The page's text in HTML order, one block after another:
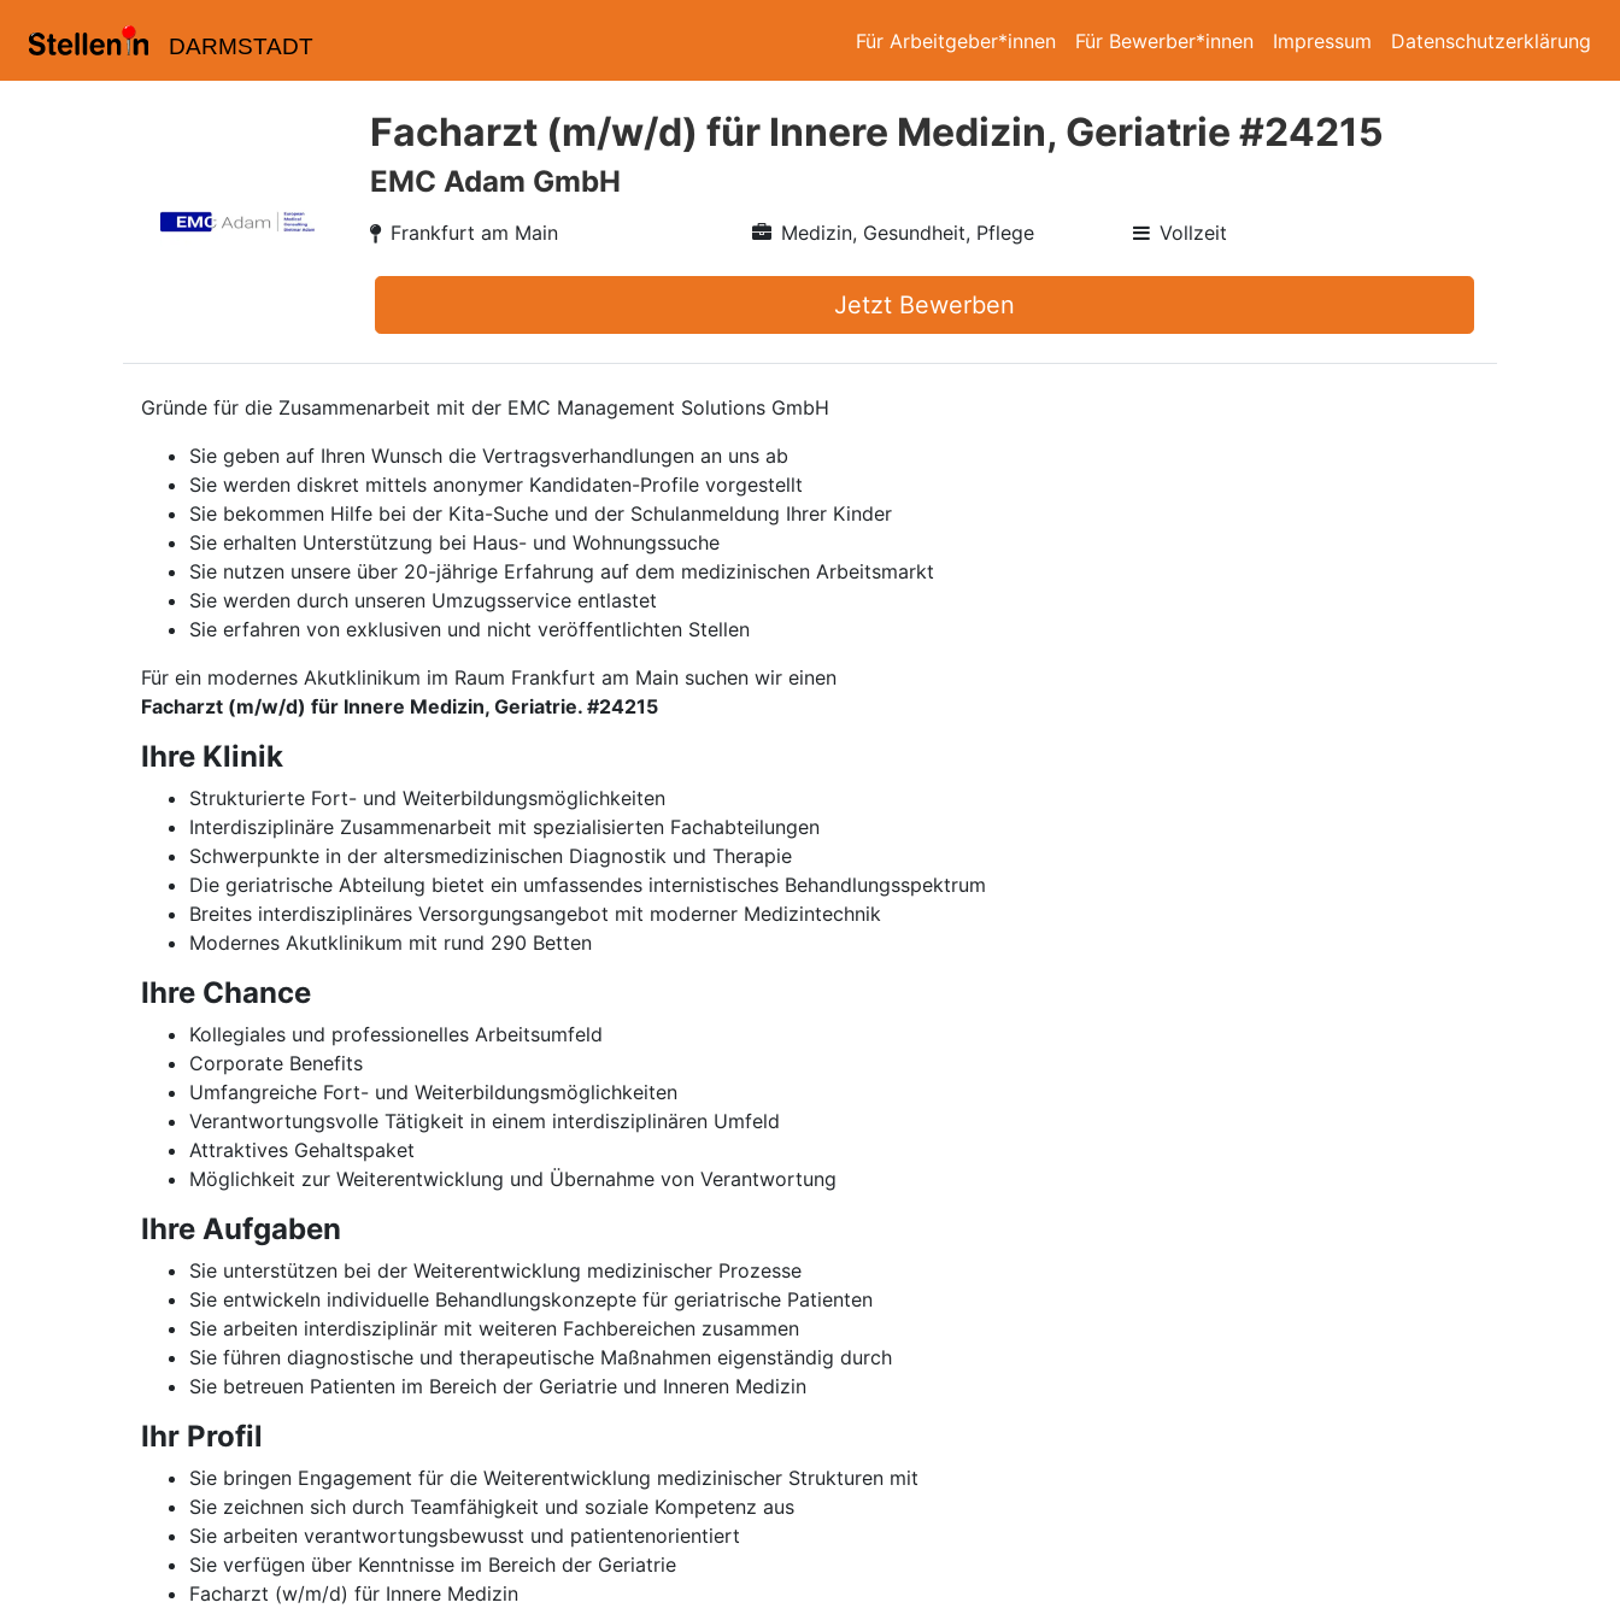
DARMSTADT Für Arbeitgeber*innen Für Bewerber*innen Impressum Datenschutzerklärung
Facharzt (m/w/d) für Innere Medizin, Geriatrie #24215
EMC Adam GmbH
Frankfurt am Main Medizin, Gesundheit, Pflege Vollzeit
Jetzt Bewerben
Gründe für die Zusammenarbeit mit der EMC Management Solutions GmbH
Sie geben auf Ihren Wunsch die Vertragsverhandlungen an uns ab
Sie werden diskret mittels anonymer Kandidaten-Profile vorgestellt
Sie bekommen Hilfe bei der Kita-Suche und der Schulanmeldung Ihrer Kinder
Sie erhalten Unterstützung bei Haus- und Wohnungssuche
Sie nutzen unsere über 20-jährige Erfahrung auf dem medizinischen Arbeitsmarkt
Sie werden durch unseren Umzugsservice entlastet
Sie erfahren von exklusiven und nicht veröffentlichten Stellen
Für ein modernes Akutklinikum im Raum Frankfurt am Main suchen wir einen
Facharzt (m/w/d) für Innere Medizin, Geriatrie. #24215
Ihre Klinik
Strukturierte Fort- und Weiterbildungsmöglichkeiten
Interdisziplinäre Zusammenarbeit mit spezialisierten Fachabteilungen
Schwerpunkte in der altersmedizinischen Diagnostik und Therapie
Die geriatrische Abteilung bietet ein umfassendes internistisches Behandlungsspektrum
Breites interdisziplinäres Versorgungsangebot mit moderner Medizintechnik
Modernes Akutklinikum mit rund 290 Betten
Ihre Chance
Kollegiales und professionelles Arbeitsumfeld
Corporate Benefits
Umfangreiche Fort- und Weiterbildungsmöglichkeiten
Verantwortungsvolle Tätigkeit in einem interdisziplinären Umfeld
Attraktives Gehaltspaket
Möglichkeit zur Weiterentwicklung und Übernahme von Verantwortung
Ihre Aufgaben
Sie unterstützen bei der Weiterentwicklung medizinischer Prozesse
Sie entwickeln individuelle Behandlungskonzepte für geriatrische Patienten
Sie arbeiten interdisziplinär mit weiteren Fachbereichen zusammen
Sie führen diagnostische und therapeutische Maßnahmen eigenständig durch
Sie betreuen Patienten im Bereich der Geriatrie und Inneren Medizin
Ihr Profil
Sie bringen Engagement für die Weiterentwicklung medizinischer Strukturen mit
Sie zeichnen sich durch Teamfähigkeit und soziale Kompetenz aus
Sie arbeiten verantwortungsbewusst und patientenorientiert
Sie verfügen über Kenntnisse im Bereich der Geriatrie
Facharzt (w/m/d) für Innere Medizin